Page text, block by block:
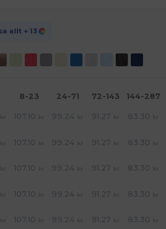
allt + 13
8-23 24-71 72-143 144-287
kr 107.10 kr 99.24 kr 91.27 kr 83.30 kr
kr 107.10 kr 99.24 kr 91.27 kr 83.30 kr
kr 107.10 kr 99.24 kr 91.27 kr 83.30 kr
kr 107.10 kr 99.24 kr 91.27 kr 83.30 kr
kr 107.10 kr 99.24 kr 91.27 kr 83.30 kr